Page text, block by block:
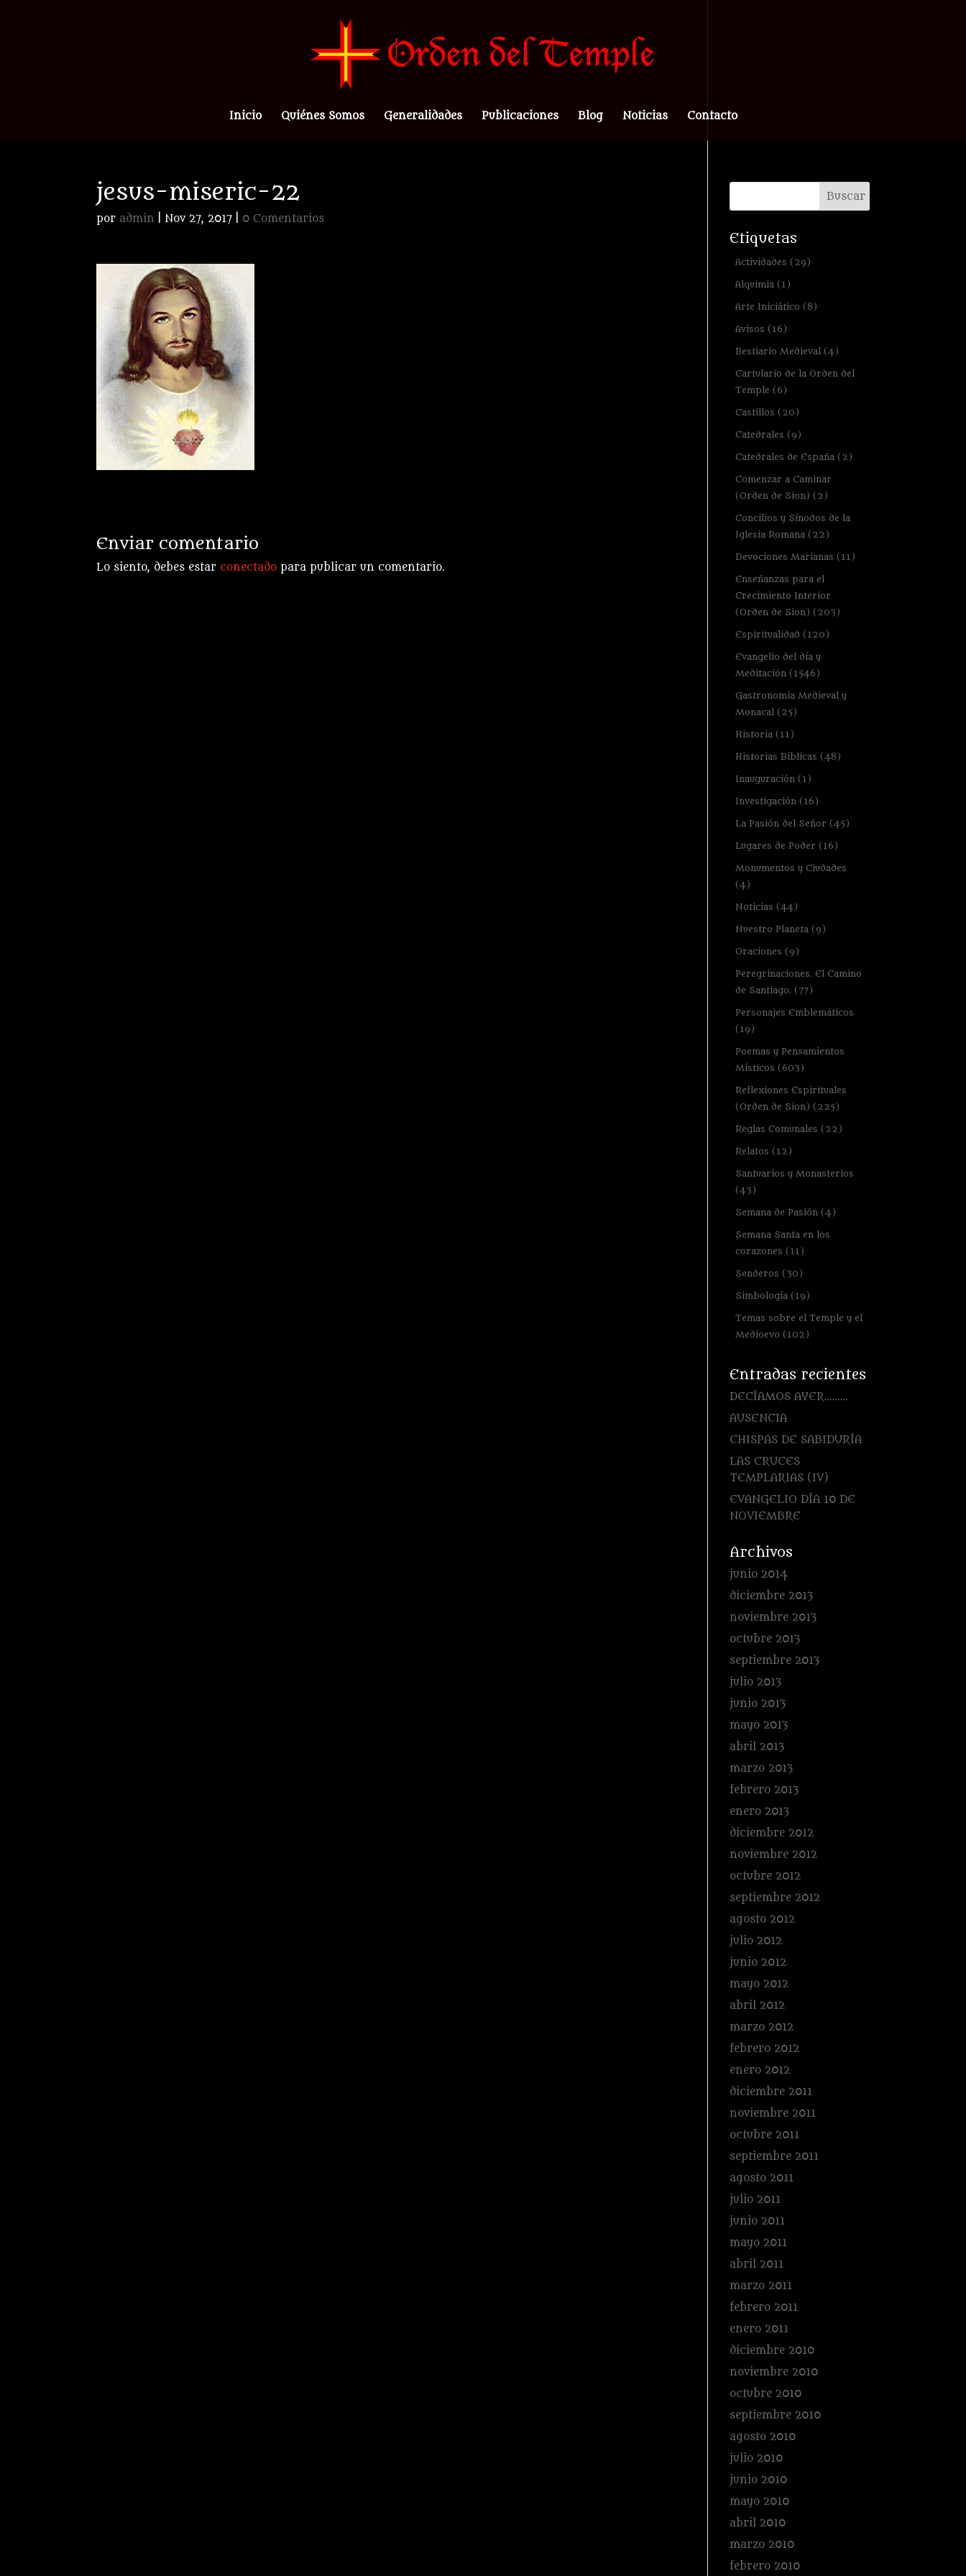
Inicio Quiénes Somos Generalidades Publicaciones Blog Noticias Contacto
jesus-miseric-22
por admin |Nov 27, 2017 0 Comentarios
Enviar comentario
Lo siento, debes estar conectado para publicar un comentario.
Etiquetas
Actividades (29)
Alquimia (1)
Arte Iniciático (8)
Avisos (16)
Bestiario Medieval (4)
Cartulario de la Orden del
Temple (6)
Castillos (20)
Catedrales (9)
Catedrales de España (2)
Comenzar a Caminar
(Orden de Sion) (2)
Concilios y Sínodos de la
Iglesia Romana (22)
Devociones Marianas (11)
Enseñanzas para el
Crecimiento Interior
(Orden de Sion) (203)
Espiritualidad (120)
Evangelio del día y
Meditación (1546)
Gastronomía Medieval y
Monacal (25)
Historia (11)
Historias Bíblicas (48)
Inauguración (1)
Investigación (16)
La Pasión del Señor (45)
Lugares de Poder (16)
Monumentos y Ciudades
(4)
Noticias (44)
Nuestro Planeta (9)
Oraciones (9)
Peregrinaciones. El Camino
de Santiago. (77)
Personajes Emblemáticos
(19)
Poemas y Pensamientos
Místicos (603)
Reflexiones Espirituales
(Orden de Sion) (225)
Reglas Comunales (22)
Relatos (12)
Santuarios y Monasterios
(43)
Semana de Pasión (4)
Semana Santa en los
corazones (11)
Senderos (30)
Simbología (19)
Temas sobre el Temple y el
Medioevo (102)
Entradas recientes
DECÍAMOS AYER………
AUSENCIA
CHISPAS DE SABIDURÍA
LAS CRUCES
TEMPLARIAS (IV)
EVANGELIO DÍA 10 DE
NOVIEMBRE
Archivos
junio 2014
diciembre 2013
noviembre 2013
octubre 2013
septiembre 2013
julio 2013
junio 2013
mayo 2013
abril 2013
marzo 2013
febrero 2013
enero 2013
diciembre 2012
noviembre 2012
octubre 2012
septiembre 2012
agosto 2012
julio 2012
junio 2012
mayo 2012
abril 2012
marzo 2012
febrero 2012
enero 2012
diciembre 2011
noviembre 2011
octubre 2011
septiembre 2011
agosto 2011
julio 2011
junio 2011
mayo 2011
abril 2011
marzo 2011
febrero 2011
enero 2011
diciembre 2010
noviembre 2010
octubre 2010
septiembre 2010
agosto 2010
julio 2010
junio 2010
mayo 2010
abril 2010
marzo 2010
febrero 2010